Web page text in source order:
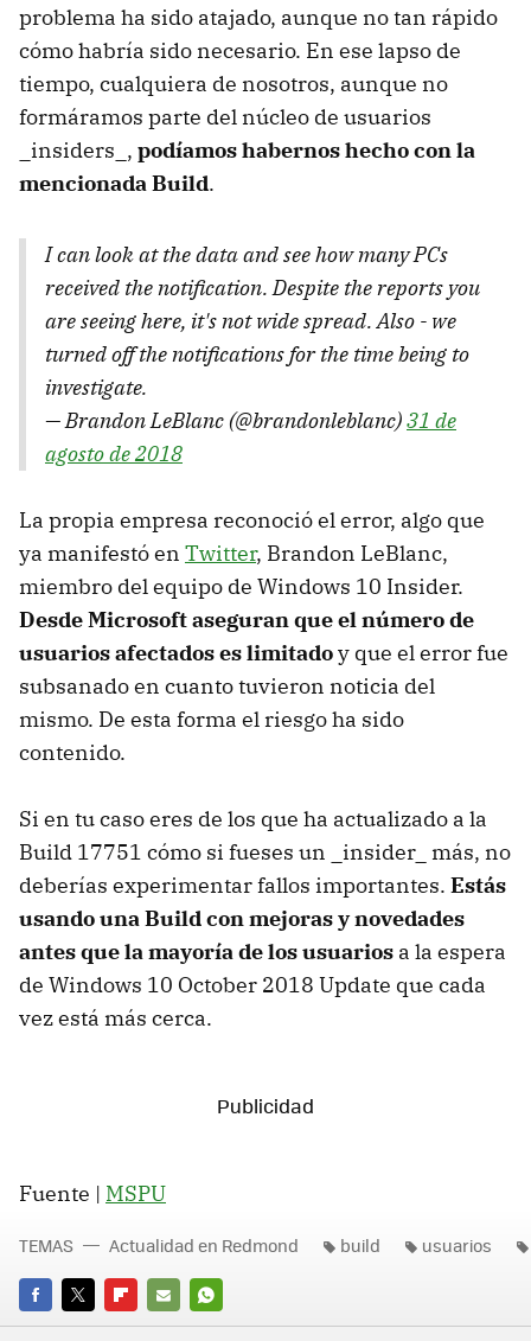
problema ha sido atajado, aunque no tan rápido
cómo habría sido necesario. En ese lapso de
tiempo, cualquiera de nosotros, aunque no
formáramos parte del núcleo de usuarios
_insiders_, podíamos habernos hecho con la
mencionada Build.
I can look at the data and see how many PCs
received the notification. Despite the reports you
are seeing here, it's not wide spread. Also - we
turned off the notifications for the time being to
investigate.
— Brandon LeBlanc (@brandonleblanc)31 de
agosto de 2018
La propia empresa reconoció el error, algo que
ya manifestó en Twitter, Brandon LeBlanc,
miembro del equipo de Windows 10 Insider.
Desde Microsoft aseguran que el número de
usuarios afectados es limitadoy que el error fue
subsanado en cuanto tuvieron noticia del
mismo. De esta forma el riesgo ha sido
contenido.
Si en tu caso eres de los que ha actualizado a la
Build 17751 cómo si fueses un _insider_ más, no
deberías experimentar fallos importantes. Estás
usando una Build con mejoras y novedades
antes que la mayoría de los usuarios a la espera
de Windows 10 October 2018 Update que cada
vez está más cerca.
Fuente | MSPU
FACEBOOK
TWITTERFLIPBOARD
E-
WHATSAPP
TEMAS Actualidad en Redmond build usuarios